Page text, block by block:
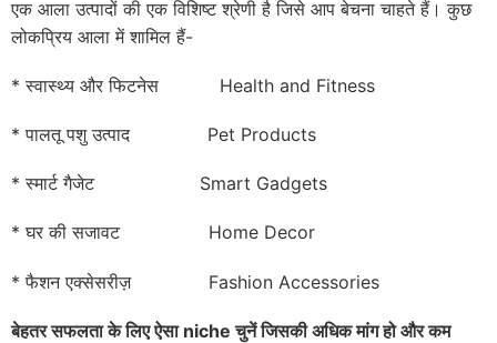
एक आला उत्पादों की एक विशिष्ट श्रेणी है जिसे आप बेचना चाहते हैं। कुछ
लोकप्रिय आला में शामिल हैं-
* स्वास्थ्य और फिटनेस Health and Fitness
* पालतू पशु उत्पाद Pet Products
* स्मार्ट गैजेट Smart Gadgets
* घर की सजावट Home Decor
* फैशन एक्सेसरीज़ Fashion Accessories
बेहतर सफलता के लिए ऐसा niche चुनें जिसकी अधिक मांग हो और कम